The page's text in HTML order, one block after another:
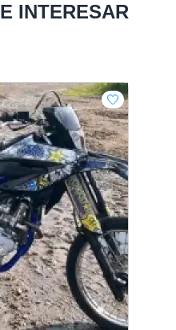
INTERESAR